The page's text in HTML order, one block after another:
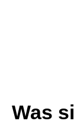
Was